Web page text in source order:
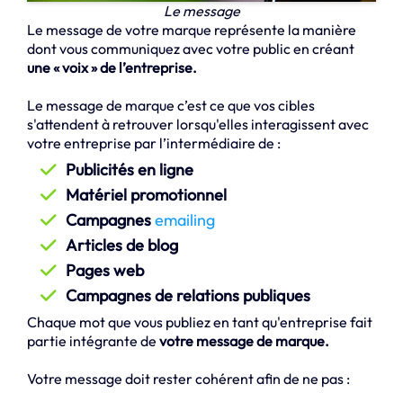
Le message
Le message de votre marque représente la manière
dont vous communiquez avec votre public en créant
une « voix » de l’entreprise.
Le message de marque c’est ce que vos cibles
s'attendent à retrouver lorsqu'elles interagissent avec
votre entreprise par l’intermédiaire de :
Publicités en ligne
Matériel promotionnel
Campagnesemailing
Articles de blog
Pages web
Campagnes de relations publiques
Chaque mot que vous publiez en tant qu'entreprise fait
partie intégrante de votre message de marque.
Votre message doit rester cohérent afin de ne pas :